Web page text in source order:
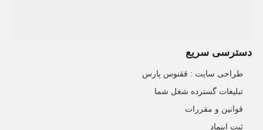
دسترسی سریع
طراحی سایت :‌ ققنوس پارس
تبلیغات گسترده شغل شما
قوانین و مقررات
ثبت اینماد